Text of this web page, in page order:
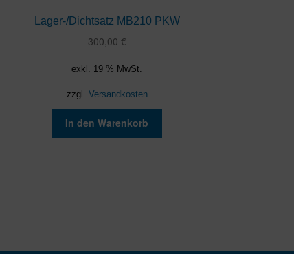
Lager-/Dichtsatz MB210 PKW
300,00 €
exkl. 19 % MwSt.
zzgl. Versandkosten
In den Warenkorb